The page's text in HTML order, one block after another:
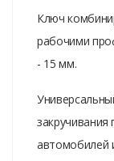
Ключ
рабочими
- 15 мм.
автомобилей